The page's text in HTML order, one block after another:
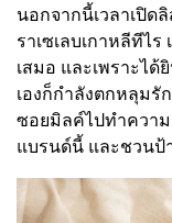
นอกจากนี้เวลาเปิด
ราเซเลบเกาหลีทีไ
เสมอ และเพราะได้
เองก็กำลังตกหลุมรั
ซอยมิลค์ไปทำควา
แบรนด์นี้ และชวนป้